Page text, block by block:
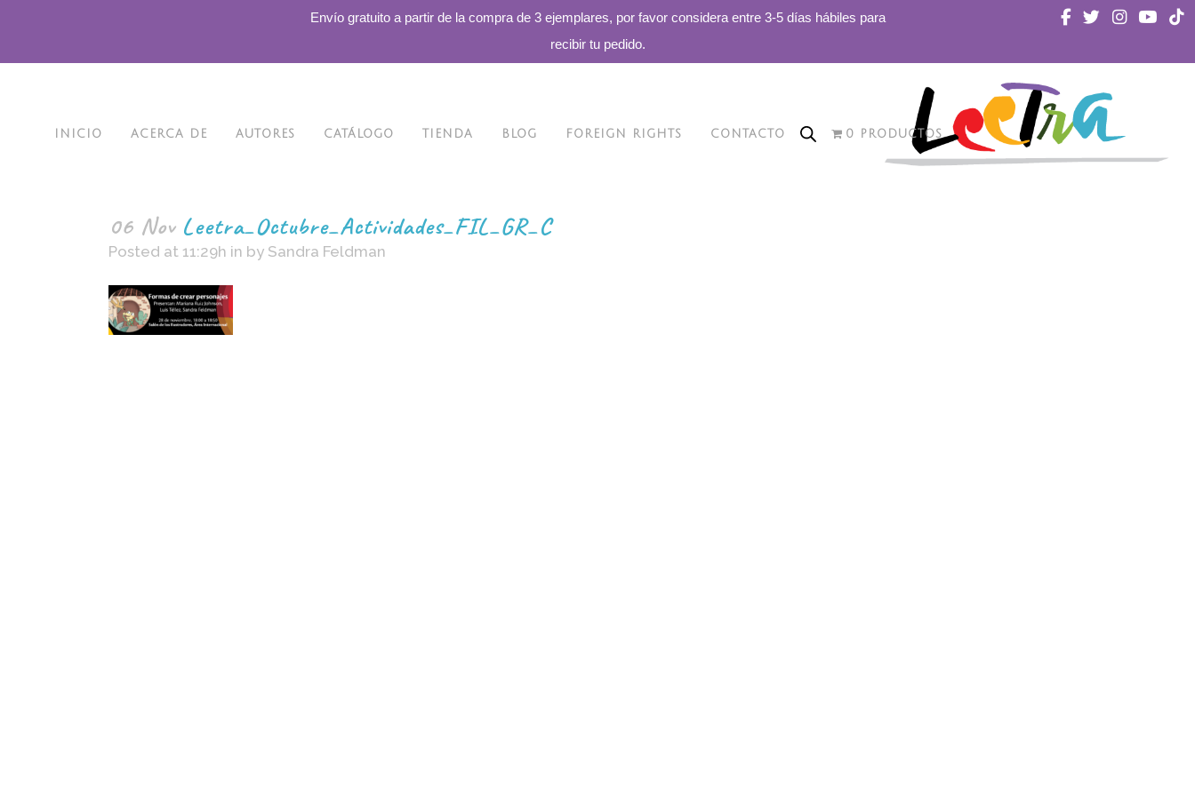
Envío gratuito a partir de la compra de 3 ejemplares, por favor considera entre 3-5 días hábiles para
recibir tu pedido.
INICIO ACERCA DE AUTORES CATÁLOGO TIENDA BLOG FOREIGN RIGHTS CONTACTO 0 PRODUCTOS
06 NovLeetra_Octubre_Actividades_FIL_GR_C
Posted at 11:29h in by Sandra Feldman